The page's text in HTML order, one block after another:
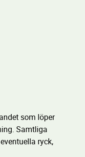
som löper
Samtliga
ryck,